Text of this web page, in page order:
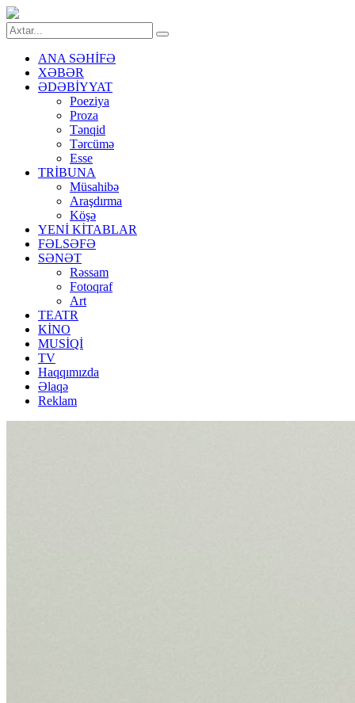
ANA SƏHİFƏ
XƏBƏR
ƏDƏBİYYAT
Poeziya
Proza
Tənqid
Tərcümə
Esse
TRİBUNA
Müsahibə
Araşdırma
Köşə
YENİ KİTABLAR
FƏLSƏFƏ
SƏNƏT
Rəssam
Fotoqraf
Art
TEATR
KİNO
MUSİQİ
TV
Haqqımızda
Əlaqə
Reklam